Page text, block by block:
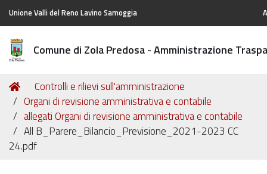
Unione Valli del Reno Lavino Samoggia
Comune di Zola Predosa - Amministrazione
Tu
sei
qui:
Home
Controlli e rilievi sull'amministrazione
Organi di revisione amministrativa e contabile
allegati Organi di revisione amministrativa e contabile
All B_Parere_Bilancio_Previsione_2021-2023 CC
24.pdf